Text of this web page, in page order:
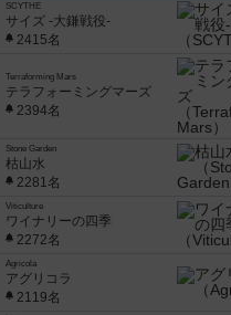
SCYTHE
サイズ -大鎌戦役-
2415名
Terraforming Mars
テラフォーミングマーズ
2394名
Stone Garden
枯山水
2281名
Viticulture
ワイナリーの四季
2272名
Agricola
アグリコラ
2119名